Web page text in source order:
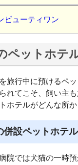
ビューティワン
ペットホテ
旅行中に預けるペッ
れてこそ、飼い主
ホテルがどんな所か
併設ペットホテル
院では犬猫の一時